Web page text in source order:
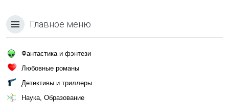
Главное меню
Фантастика и фэнтези
Любовные романы
Детективы и триллеры
Наука, Образование